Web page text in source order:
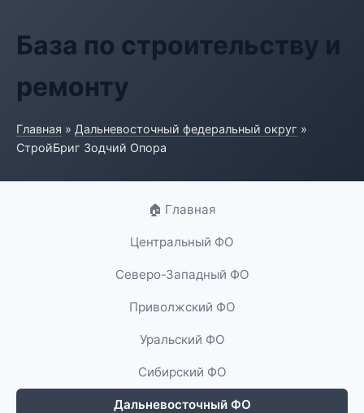
База по строительству и
ремонту
Главная » Дальневосточный федеральный округ »
СтройБриг Зодчий Опора
🏠 Главная
Центральный ФО
Северо-Западный ФО
Приволжский ФО
Уральский ФО
Сибирский ФО
Дальневосточный ФО